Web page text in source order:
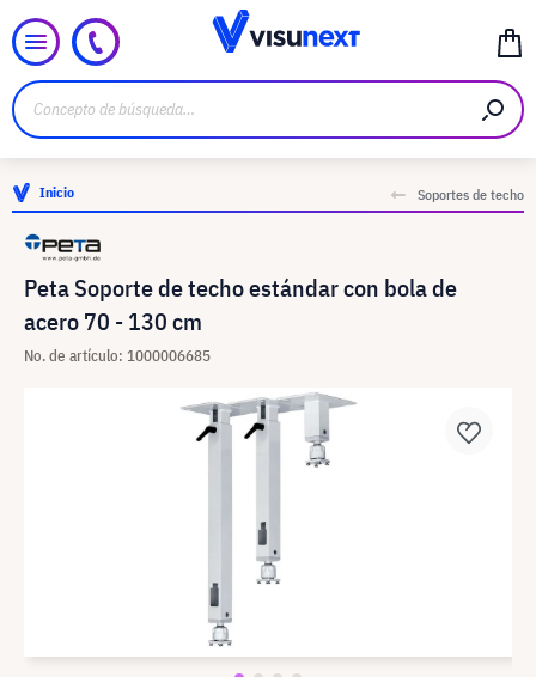
Inicio Soportes de techo
Peta Soporte de techo estándar con bola de
acero 70 - 130 cm
No. de artículo: 1000006685